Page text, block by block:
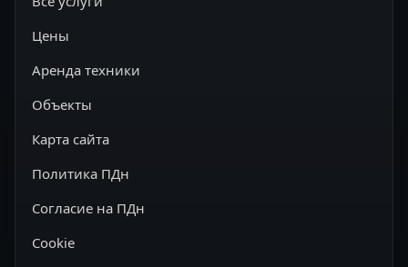
Цены
Аренда техники
Объекты
Карта сайта
Политика ПДн
Согласие на ПДн
Cookie